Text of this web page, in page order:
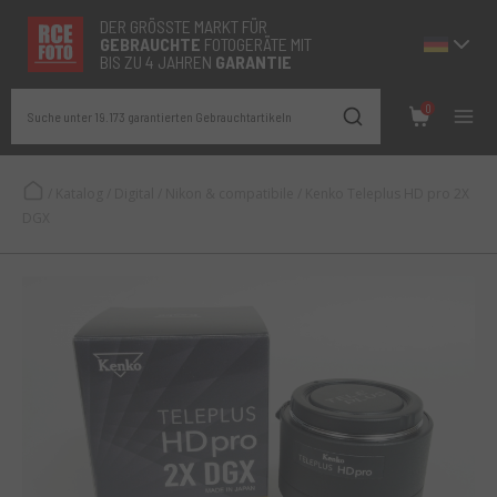
DER GRÖSSTE MARKT FÜR
GEBRAUCHTE FOTOGERÄTE MIT
BIS ZU 4 JAHREN GARANTIE
Suche unter 19.173 garantierten Gebrauchtartikeln
0